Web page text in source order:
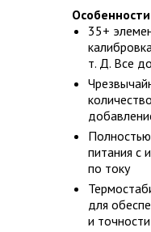
Особенности
35+
т. Д. Все
питания с
по току
для
и точности